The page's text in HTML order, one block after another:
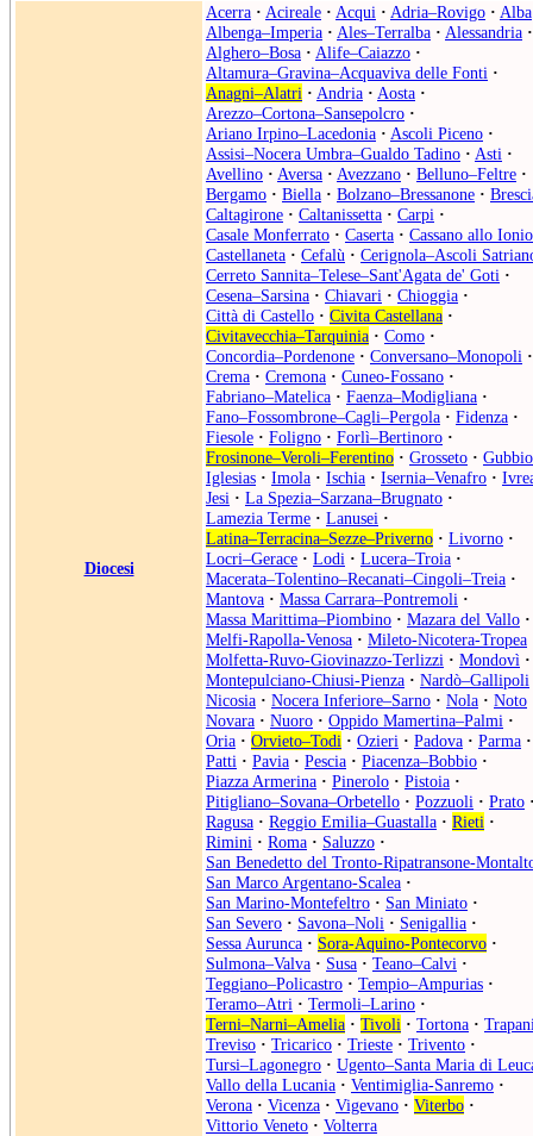
Diocesi
Acerra · Acireale · Acqui · Adria–Rovigo · Alba
Albenga–Imperia · Ales–Terralba · Alessandria ·
Alghero–Bosa · Alife–Caiazzo ·
Altamura–Gravina–Acquaviva delle Fonti ·
Anagni–Alatri · Andria · Aosta ·
Arezzo–Cortona–Sansepolcro ·
Ariano Irpino–Lacedonia · Ascoli Piceno ·
Assisi–Nocera Umbra–Gualdo Tadino · Asti ·
Avellino · Aversa · Avezzano · Belluno–Feltre ·
Bergamo · Biella · Bolzano–Bressanone ·
Caltagirone · Caltanissetta · Carpi ·
Casale Monferrato · Caserta · Cassano allo Ionio
Castellaneta · Cefalù · Cerignola–Ascoli
Cerreto Sannita–Telese–Sant'Agata de' Goti ·
Cesena–Sarsina · Chiavari · Chioggia ·
Città di Castello · Civita Castellana ·
Civitavecchia–Tarquinia · Como ·
Concordia–Pordenone · Conversano–Monopoli ·
Crema · Cremona · Cuneo-Fossano ·
Fabriano–Matelica · Faenza–Modigliana ·
Fano–Fossombrone–Cagli–Pergola · Fidenza ·
Fiesole · Foligno · Forlì–Bertinoro ·
Frosinone–Veroli–Ferentino · Grosseto · Gubbio
Iglesias · Imola · Ischia · Isernia–Venafro ·
Jesi · La Spezia–Sarzana–Brugnato ·
Lamezia Terme · Lanusei ·
Latina–Terracina–Sezze–Priverno · Livorno ·
Locri–Gerace · Lodi · Lucera–Troia ·
Macerata–Tolentino–Recanati–Cingoli–Treia ·
Mantova · Massa Carrara–Pontremoli ·
Massa Marittima–Piombino · Mazara del Vallo ·
Melfi-Rapolla-Venosa · Mileto-Nicotera-Tropea
Molfetta-Ruvo-Giovinazzo-Terlizzi · Mondovì ·
Montepulciano-Chiusi-Pienza · Nardò–Gallipoli
Nicosia · Nocera Inferiore–Sarno · Nola · Noto
Novara · Nuoro · Oppido Mamertina–Palmi ·
Oria · Orvieto–Todi · Ozieri · Padova · Parma ·
Patti · Pavia · Pescia · Piacenza–Bobbio ·
Piazza Armerina · Pinerolo · Pistoia ·
Pitigliano–Sovana–Orbetello · Pozzuoli · Prato
Ragusa · Reggio Emilia–Guastalla · Rieti ·
Rimini · Roma · Saluzzo ·
San Benedetto del Tronto-Ripatransone-
San Marco Argentano-Scalea ·
San Marino-Montefeltro · San Miniato ·
San Severo · Savona–Noli · Senigallia ·
Sessa Aurunca · Sora-Aquino-Pontecorvo ·
Sulmona–Valva · Susa · Teano–Calvi ·
Teggiano–Policastro · Tempio–Ampurias ·
Teramo–Atri · Termoli–Larino ·
Terni–Narni–Amelia · Tivoli · Tortona ·
Treviso · Tricarico · Trieste · Trivento ·
Tursi–Lagonegro · Ugento–Santa Maria di
Vallo della Lucania · Ventimiglia-Sanremo ·
Verona · Vicenza · Vigevano · Viterbo ·
Vittorio Veneto · Volterra